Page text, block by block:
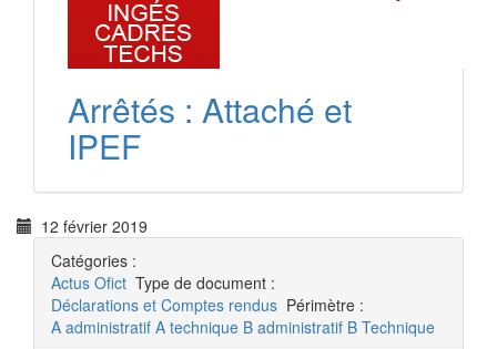
Arrêtés : Attaché et
IPEF
12 février 2019
Catégories :
Actus Ofict Type de document :
Déclarations et Comptes rendus Périmètre :
A administratif A technique B administratif B Technique